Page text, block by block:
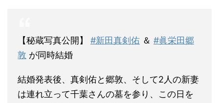
【秘蔵写真公開】 #新田真剣佑 ＆ #眞栄田郷
敦 が同時結婚
結婚発表後、真剣佑と郷敦、そして2人の新妻
は連れ立って千葉さんの墓を参り、この日を